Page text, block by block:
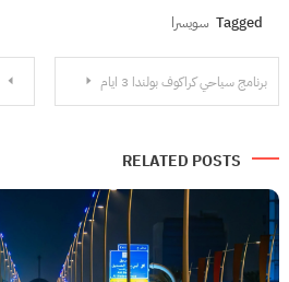
Tagged سويسرا
تصفّح
برنامج سياحي كراكوف بولندا 3 ايام
RELATED POSTS